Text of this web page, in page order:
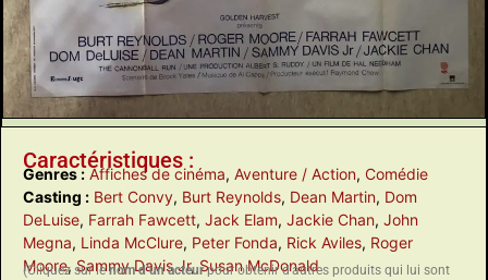
Caractéristiques :
Genres : Affiches de cinéma, Aventure / Action, Comédie
Casting : Bert Convy, Burt Reynolds, Dean Martin, Dom
DeLuise, Farrah Fawcett, Jack Elam, Jackie Chan, John
Megna, Linda McClure, Peter Fonda, Rick Aviles, Roger
Moore,Sammy Davis Jr,Susan McDonald
(Cliquez sur lenom d’un acteurpour obtenir d’autres produits qui lui sont